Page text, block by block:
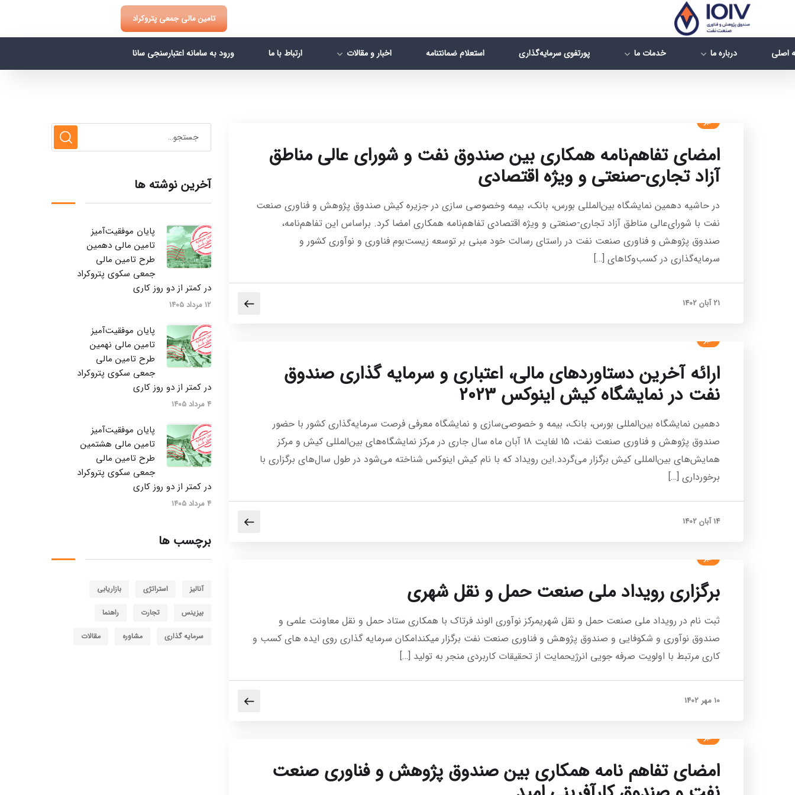
تامین مالی جمعی پتروکراد
اصلی درباره ما خدمات ما پورتفوی سرمایه‌گذاری استعلام ضمانتنامه اخبار و مقالات ارتباط با ما ورود به سامانه اعتبارسنجی سانا
خبر
امضای تفاهم‌نامه همکاری بین صندوق نفت و شورای‌ عالی مناطق
آزاد تجاری-صنعتی و ویژه اقتصادی
در حاشیه دهمین نمایشگاه بین‌المللی بورس، بانک، بیمه وخصوصی سازی در جزیره کیش صندوق پژوهش و فناوری صنعت
نفت با شورای‌عالی مناطق آزاد تجاری-صنعتی و ویژه اقتصادی تفاهم‌نامه همکاری امضا کرد. براساس این تفاهم‌نامه،
صندوق پژوهش و فناوری صنعت نفت در راستای رسالت خود مبنی بر توسعه زیست‌بوم فناوری و نوآوری کشور و
سرمایه‌گذاری در کسب‌وکا‌های […]
21 آبان 1402
خبر
ارائه آخرین دستاوردهای مالی، اعتباری و سرمایه گذاری صندوق
نفت در نمایشگاه کیش اینوکس 2023
دهمین نمایشگاه بین‌المللی بورس، بانک، بیمه و خصوصی‌سازی و نمایشگاه معرفی فرصت سرمایه‌گذاری کشور با حضور
صندوق پژوهش و فناوری صنعت نفت، 15 لغایت 18 آبان ماه سال جاری در مرکز نمایشگاه‌های بین‌المللی کیش و مرکز
همایش‌های بین‌المللی کیش برگزار می‌گردد.این رویداد که با نام کیش اینوکس شناخته می‌شود در طول سال‌های برگزاری با
برخورداری […]
14 آبان 1402
خبر
برگزاری رویداد ملی صنعت حمل و نقل شهری
ثبت نام در رویداد ملی صنعت حمل و نقل شهریمرکز نوآوری الوند فرتاک با همکاری ستاد حمل و نقل معاونت علمی و
صندوق نوآوری و شکوفایی و صندوق پژوهش و فناوری صنعت نفت برگزار میکندامکان سرمایه گذاری روی ایده های کسب و
کاری مرتبط با اولویت صرفه جویی انرژیحمایت از تحقیقات کاربردی منجر به تولید […]
10 مهر 1402
خبر
امضای تفاهم نامه همکاری بین صندوق پژوهش و فناوری صنعت
آخرین نوشته ها
پایان موفقیت‌آمیز
تامین مالی دهمین
طرح تامین مالی
جمعی سکوی پتروکراد
در کمتر از دو روز کاری
12 مرداد 1405
پایان موفقیت‌آمیز
تامین مالی نهمین
طرح تامین مالی
جمعی سکوی پتروکراد
در کمتر از دو روز کاری
4 مرداد 1405
پایان موفقیت‌آمیز
تامین مالی هشتمین
طرح تامین مالی
جمعی سکوی پتروکراد
در کمتر از دو روز کاری
4 مرداد 1405
برچسب ها
آنالیز استراتژی بازاریابی
بیزینس تجارت راهنما
سرمایه گذاری مشاوره مقالات